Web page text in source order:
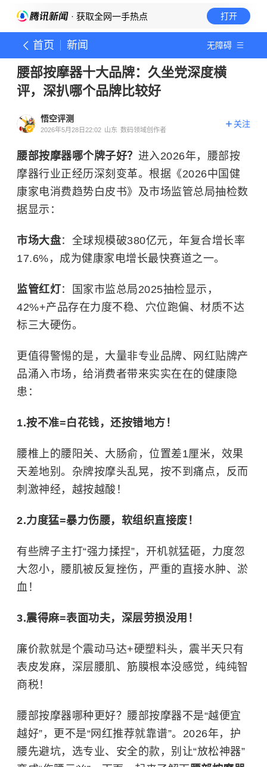
· 获取全网一手热点 打开
首页 新闻 无障碍
腰部按摩器十大品牌：久坐党深度横
评，深扒哪个品牌比较好
悟空评测
2026年5月28日22:02 山东 数码领域创作者
关注
腰部按摩器哪个牌子好？ 进入2026年，腰部按
摩器行业正经历深刻变革。根据《2026中国健
康家电消费趋势白皮书》及市场监管总局抽检数
据显示：
市场大盘：全球规模破380亿元，年复合增长率
17.6%，成为健康家电增长最快赛道之一。
监管红灯：国家市监总局2025抽检显示，
42%+产品存在力度不稳、穴位跑偏、材质不达
标三大硬伤。
更值得警惕的是，大量非专业品牌、网红贴牌产
品涌入市场，给消费者带来实实在在的健康隐
患：
1.按不准=白花钱，还按错地方！
腰椎上的腰阳关、大肠俞，位置差1厘米，效果
天差地别。杂牌按摩头乱晃，按不到痛点，反而
刺激神经，越按越酸！
2.力度猛=暴力伤腰，软组织直接废！
有些牌子主打“强力揉捏”，开机就猛砸，力度忽
大忽小，腰肌被反复挫伤，严重的直接水肿、淤
血！
3.震得麻=表面功夫，深层劳损没用！
廉价款就是个震动马达+硬塑料头，震半天只有
表皮发麻，深层腰肌、筋膜根本没感觉，纯纯智
商税！
腰部按摩器哪种更好？腰部按摩器不是“越便宜
越好”，更不是“网红推荐就靠谱”。2026年，护
腰先避坑，选专业、安全的款，别让“放松神器”